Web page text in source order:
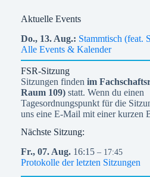
Aktuelle Events
Do., 13. Aug. Stammtisch (feat.
Alle Events & Kalender
FSR-Sitzung
Sitzungen finden im
Raum 109) statt. Wenn du einen
Tagesordnungspunkt für die
uns eine E-Mail mit einer kurzen
Nächste Sitzung:
Fr., 07. Aug. 16:15 – 17:45
Protokolle der letzten Sitzungen